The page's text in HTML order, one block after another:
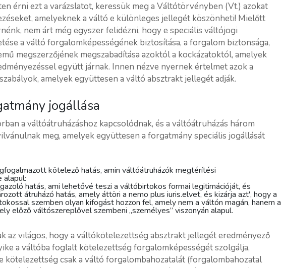
érni ezt a varázslatot, keressük meg a Váltótörvényben (Vt.) azokat
amelyeknek a váltó e különleges jellegét köszönheti! Mielőtt
nem árt még egyszer felidézni, hogy e speciális váltójogi
a váltó forgalomképességének biztosítása, a forgalom biztonsága,
megszerzőjének megszabadítása azoktól a kockázatoktól, amelyek
együtt járnak. Innen nézve nyernek értelmet azok a
amelyek együttesen a váltó absztrakt jellegét adják.
jogállása
a váltóátruházáshoz kapcsolódnak, és a váltóátruházás három
meg, amelyek együttesen a forgatmány speciális jogállását
kötelező hatás, amin váltóátruházók megtérítési
hatás, ami lehetővé teszi a váltóbirtokos formai legitimációját, és
átruházó hatás, amely áttöri a nemo plus iuris.elvet, és kizárja azt', hogy a
szemben olyan kifogást hozzon fel, amely nem a váltón magán, hanem a
előző váltószereplővel szembeni „személyes” viszonyán alapul.
az világos, hogy a váltókötelezettség absztrakt jellegét eredményező
a váltóba foglalt kötelezettség forgalomképességét szolgálja,
kötelezettség csak a váltó forgalombahozatalát (forgalombahozatal